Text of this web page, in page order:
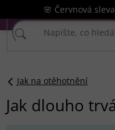
na
obsah
🌸 Červnová
Jak na otěhotnění
Jak dlouho